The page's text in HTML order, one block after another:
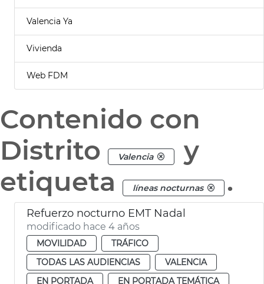
Valencia Ya
Vivienda
Web FDM
Contenido con
Distrito
Valencia
y
etiqueta
líneas nocturnas .
Refuerzo nocturno EMT Nadal
modificado hace 4 años
MOVILIDAD
TRÁFICO
TODAS LAS AUDIENCIAS
VALENCIA
EN PORTADA
EN PORTADA TEMÁTICA